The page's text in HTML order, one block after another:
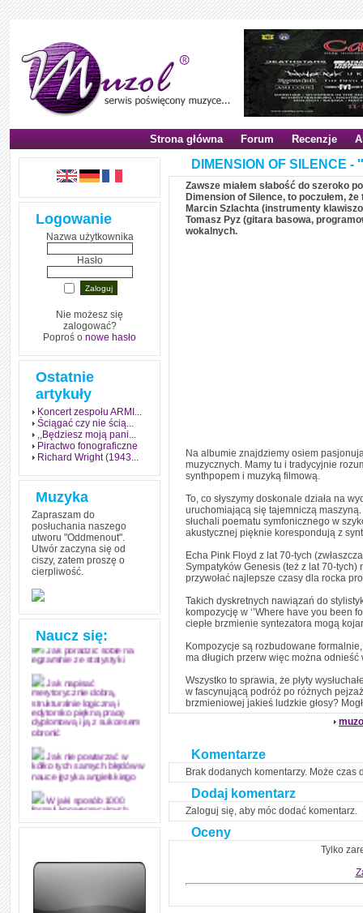
Strona główna Forum Recenzje
Logowanie
Nazwa użytkownika
Hasło
Nie możesz się
zalogować?
Poproś o nowe hasło
Ostatnie
artykuły
Koncert zespołu ARMI...
Ściągać czy nie ścią...
,,Będziesz moją pani...
Piractwo fonograficzne
Richard Wright (1943...
Muzyka
Zapraszam do
posłuchania naszego
utworu "Oddmenout".
Utwór zaczyna się od
ciszy, zatem proszę o
cierpliwość.
Naucz się:
Jak stworzyć fenomen
egzamin? Poznaj metody
Jak poradzić sobie na
egzaminie ze statystyki
Jak napisać
merytorycznie dobrą,
strukturalnie logiczną i
edytorsko piękną pracę
dyplomową i ją z sukcesem
obronić
Jak nie powtarzać w
kółko tych samych błędów w
nauce języka angielskiego
W jaki sposób 1000
formuł konwersacyjnych
pozwoli Ci opanować język
Angielskie przyimki
DIMENSION OF SILENCE -
Zawsze miałem słabość do szeroko
Dimension of Silence, to poczułem,
Marcin Szlachta (instrumenty
Tomasz Pyz (gitara basowa,
wokalnych.
Na albumie znajdziemy osiem
muzycznych. Mamy tu i tradycyjnie
synthpopem i muzyką filmową.
To, co słyszymy doskonale działa na
uruchomiającą się tajemniczą maszyną.
słuchali poematu symfonicznego w
akustycznej pięknie korespondują z
Echa Pink Floyd z lat 70-tych
Sympatyków Genesis (też z lat 70-tych)
przywołać najlepsze czasy dla rocka
Takich dyskretnych nawiązań do
kompozycję w ‘’Where have you been
ciepłe brzmienie syntezatora mogą
Kompozycje są rozbudowane
ma długich przerw więc można
Wszystko to sprawia, że płyty
w fascynującą podróż po różnych
brzmieniowej jakieś ludzkie głosy?
Komentarze
Brak dodanych komentarzy. Może czas
Dodaj komentarz
Zaloguj się, aby móc dodać komentarz.
Oceny
Tylko